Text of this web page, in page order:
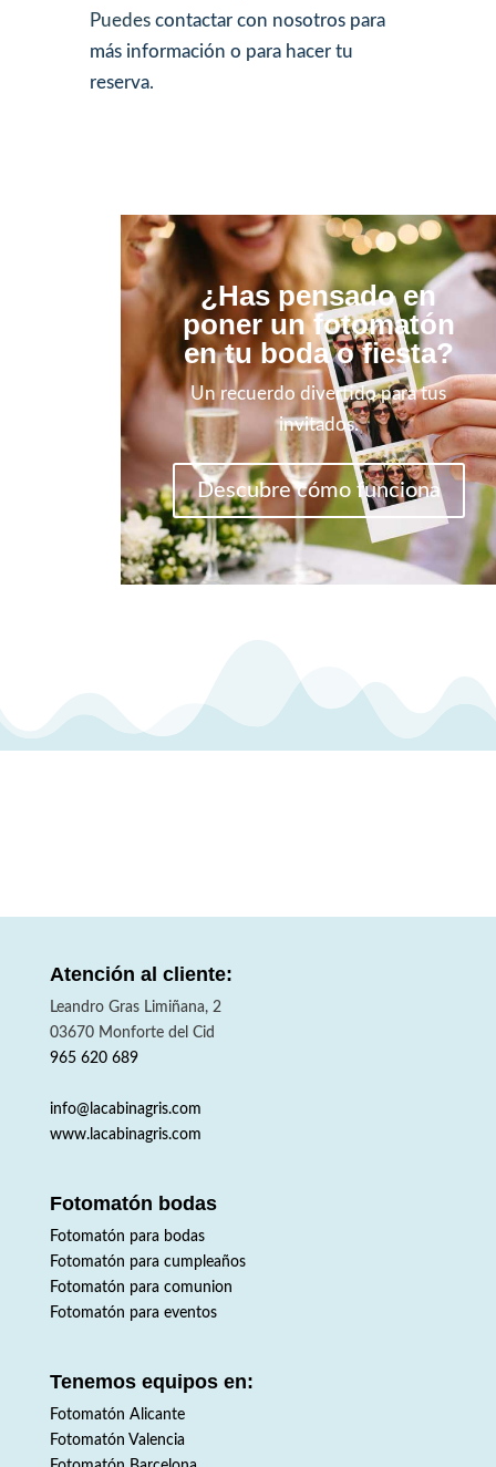
Puedes contactar con nosotros para
más información o para hacer tu
reserva.
¿Has pensado en
poner un fotomatón
en tu boda o fiesta?
Un recuerdo divertido para tus
invitados.
Descubre cómo funciona
Atención al cliente:
Leandro Gras Limiñana, 2
03670 Monforte del Cid
965 620 689
info@lacabinagris.com
www.lacabinagris.com
Fotomatón bodas
Fotomatón para bodas
Fotomatón para cumpleaños
Fotomatón para comunion
Fotomatón para eventos
Tenemos equipos en:
Fotomatón Alicante
Fotomatón Valencia